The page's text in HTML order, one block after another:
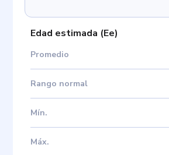
Edad estimada (Ee)
Promedio
Rango normal
Mín.
Máx.